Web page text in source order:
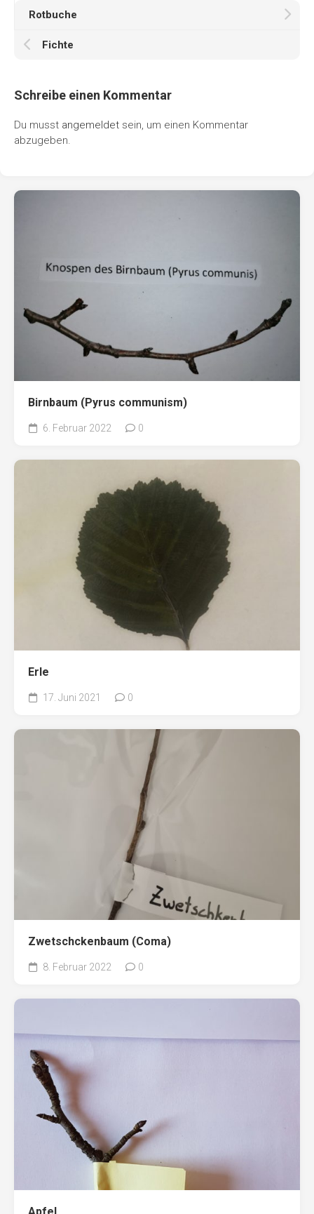
Rotbuche
Fichte
Schreibe einen Kommentar
Du musst angemeldet sein, um einen Kommentar
abzugeben.
Birnbaum (Pyrus communism)
6. Februar 2022 0
Erle
17. Juni 2021 0
Zwetschckenbaum (Coma)
8. Februar 2022 0